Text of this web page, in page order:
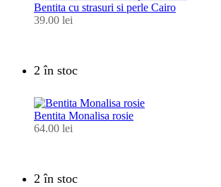
Bentita cu strasuri si perle Cairo
39.00 lei
2 în stoc
Bentita Monalisa rosie
64.00 lei
2 în stoc